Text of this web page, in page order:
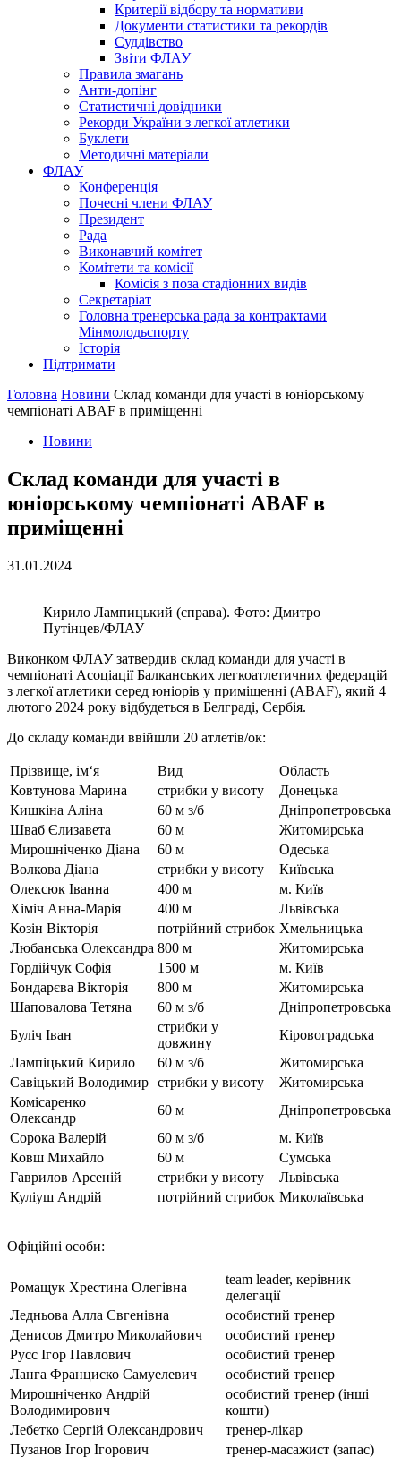
Критерії відбору та нормативи
Документи статистики та рекордів
Суддівство
Звіти ФЛАУ
Правила змагань
Анти-допінг
Статистичні довідники
Рекорди України з легкої атлетики
Буклети
Методичні матеріали
ФЛАУ
Конференція
Почесні члени ФЛАУ
Президент
Рада
Виконавчий комітет
Комітети та комісії
Комісія з поза стадіонних видів
Секретаріат
Головна тренерська рада за контрактами
Мінмолодьспорту
Історія
Підтримати
Головна Новини Склад команди для участі в юніорському
чемпіонаті ABAF в приміщенні
Новини
Склад команди для участі в
юніорському чемпіонаті ABAF в
приміщенні
31.01.2024
Кирило Лампицький (справа). Фото: Дмитро
Путінцев/ФЛАУ
Виконком ФЛАУ затвердив склад команди для участі в
чемпіонаті Асоціації Балканських легкоатлетичних федерацій
з легкої атлетики серед юніорів у приміщенні (ABAF), який 4
лютого 2024 року відбудеться в Белграді, Сербія.
До складу команди ввійшли 20 атлетів/ок:
Прізвище, ім‘я Вид
Область
Ковтунова Марина
стрибки у висоту
Донецька
Кишкіна Аліна
60 м з/б
Дніпропетровська
Шваб Єлизавета
60 м
Житомирська
Мирошніченко Діана
60 м
Одеська
Волкова Діана
стрибки у висоту
Київська
Олексюк Іванна
400 м
м. Київ
Хіміч Анна-Марія
400 м
Львівська
Козін Вікторія
потрійний стрибок Хмельницька
Любанська Олександра 800 м
Житомирська
Гордійчук Софія
1500 м
м. Київ
Бондарєва Вікторія
800 м
Житомирська
Шаповалова Тетяна
60 м з/б
Дніпропетровська
Буліч Іван
стрибки у
довжину
Кіровоградська
Лампіцький Кирило
60 м з/б
Житомирська
Савіцький Володимир стрибки у висоту
Житомирська
Комісаренко
Олександр
60 м
Дніпропетровська
Сорока Валерій
60 м з/б
м. Київ
Ковш Михайло
60 м
Сумська
Гаврилов Арсеній
стрибки у висоту
Львівська
Куліуш Андрій
потрійний стрибок Миколаївська
Офіційні особи:
Ромащук Хрестина Олегівна
team leader, керівник
делегації
Ледньова Алла Євгенівна
особистий тренер
Денисов Дмитро Миколайович
особистий тренер
Русс Ігор Павлович
особистий тренер
Ланга Франциско Самуелевич
особистий тренер
Мирошніченко Андрій
Володимирович
особистий тренер (інші
кошти)
Лебетко Сергій Олександрович
тренер-лікар
Пузанов Ігор Ігорович
тренер-масажист (запас)